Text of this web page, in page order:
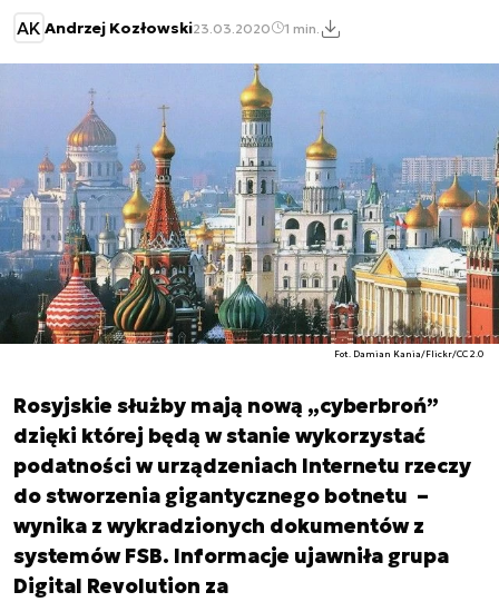
AK Andrzej Kozłowski23.03.2020 1 min.
Fot. Damian Kania/Flickr/CC 2.0
Rosyjskie służby mają nową „cyberbroń”
dzięki której będą w stanie wykorzystać
podatności w urządzeniach Internetu rzeczy
do stworzenia gigantycznego botnetu –
wynika z wykradzionych dokumentów z
systemów FSB. Informacje ujawniła grupa
Digital Revolution za